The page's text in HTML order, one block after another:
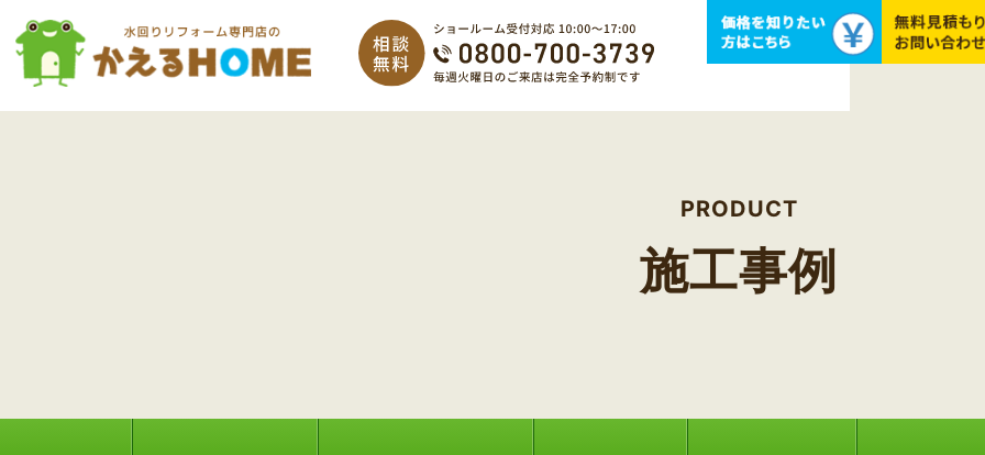
PRODUCT
施工事例